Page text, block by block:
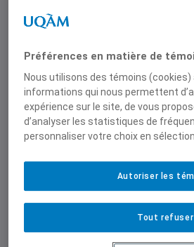
Préférences en matière de
Nous utilisons des témoins
informations qui nous permettent
expérience sur le site, de vous
d’analyser les statistiques de
personnaliser votre choix en
Tout refuser
Autoriser les